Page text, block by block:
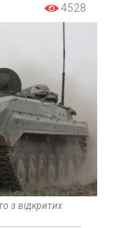
4528
з відкритих